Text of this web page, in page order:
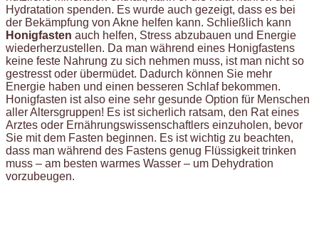
Hydratation spenden. Es wurde auch gezeigt, dass es bei
der Bekämpfung von Akne helfen kann. Schließlich kann
Honigfasten auch helfen, Stress abzubauen und Energie
wiederherzustellen. Da man während eines Honigfastens
keine feste Nahrung zu sich nehmen muss, ist man nicht so
gestresst oder übermüdet. Dadurch können Sie mehr
Energie haben und einen besseren Schlaf bekommen.
Honigfasten ist also eine sehr gesunde Option für Menschen
aller Altersgruppen! Es ist sicherlich ratsam, den Rat eines
Arztes oder Ernährungswissenschaftlers einzuholen, bevor
Sie mit dem Fasten beginnen. Es ist wichtig zu beachten,
dass man während des Fastens genug Flüssigkeit trinken
muss – am besten warmes Wasser – um Dehydration
vorzubeugen.